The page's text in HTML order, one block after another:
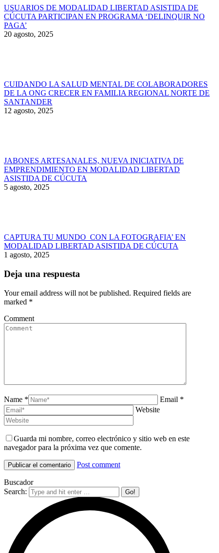
USUARIOS DE MODALIDAD LIBERTAD ASISTIDA DE
CÚCUTA PARTICIPAN EN PROGRAMA ‘DELINQUIR NO
PAGA’
20 agosto, 2025
CUIDANDO LA SALUD MENTAL DE COLABORADORES
DE LA ONG CRECER EN FAMILIA REGIONAL NORTE DE
SANTANDER
12 agosto, 2025
JABONES ARTESANALES, NUEVA INICIATIVA DE
EMPRENDIMIENTO EN MODALIDAD LIBERTAD
ASISTIDA DE CÚCUTA
5 agosto, 2025
CAPTURA TU MUNDO CON LA FOTOGRAFIA’ EN
MODALIDAD LIBERTAD ASISTIDA DE CÚCUTA
1 agosto, 2025
Deja una respuesta
Your email address will not be published. Required fields are
marked *
Comment
Name *
Email *
Website
Guarda mi nombre, correo electrónico y sitio web en este
navegador para la próxima vez que comente.
Post comment
Buscador
Search: